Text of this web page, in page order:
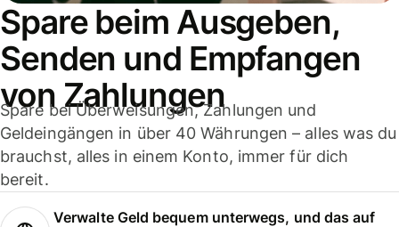
Spare beim Ausgeben,
Senden und Empfangen
von Zahlungen
Spare bei Überweisungen, Zahlungen und
Geldeingängen in über 40 Währungen – alles was du
brauchst, alles in einem Konto, immer für dich
bereit.
Verwalte Geld bequem unterwegs, und das auf